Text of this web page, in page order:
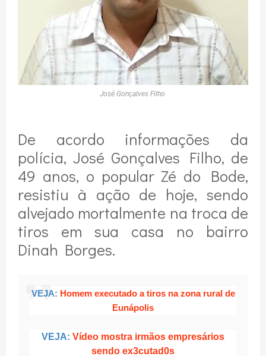
José Gonçalves Filho
De acordo informações da
polícia, José Gonçalves Filho, de
49 anos, o popular Zé do Bode,
resistiu à ação de hoje, sendo
alvejado mortalmente na troca de
tiros em sua casa no bairro
Dinah Borges.
VEJA: Homem executado a tiros na zona rural de
Eunápolis
VEJA: Vídeo mostra irmãos empresários
sendo ex3cutad0s